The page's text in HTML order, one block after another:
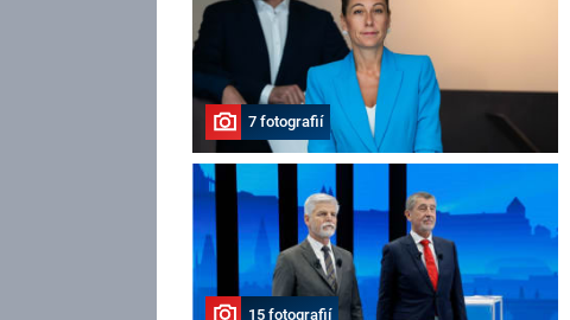
7 fotografií
15 fotografií